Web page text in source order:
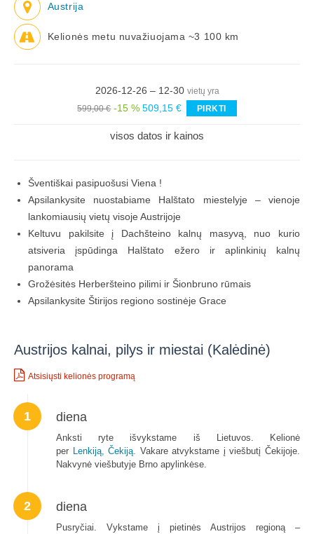
Austrija
Kelionės metu nuvažiuojama ~3 100 km
2026-12-26 – 12-30 vietų yra
599,00 € -15 % 509,15 € PIRKTI
visos datos ir kainos
Šventiškai pasipuošusi Viena !
Apsilankysite nuostabiame Halštato miestelyje – vienoje
lankomiausių vietų visoje Austrijoje
Keltuvu pakilsite į Dachšteino kalnų masyvą, nuo kurio
atsiveria įspūdinga Halštato ežero ir aplinkinių kalnų
panorama
Grožėsitės Herberšteino pilimi ir Šionbruno rūmais
Apsilankysite Štirijos regiono sostinėje Grace
Austrijos kalnai, pilys ir miestai (Kalėdinė)
Atsisiųsti kelionės programą
1 diena
Anksti ryte išvykstame iš Lietuvos. Kelionė
per Lenkiją, Čekiją.
Vakare atvykstame į viešbutį Čekijoje.
Nakvynė viešbutyje Brno apylinkėse.
2 diena
Pusryčiai. Vykstame į pietinės Austrijos regioną –